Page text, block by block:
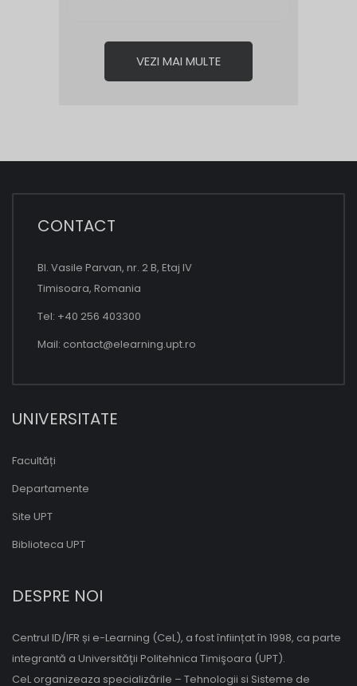
VEZI MAI MULTE
CONTACT
Bl. Vasile Parvan, nr. 2 B, Etaj IV
Timisoara, Romania
Tel: +40 256 403300
Mail: contact@elearning.upt.ro
UNIVERSITATE
Facultăți
Departamente
Site UPT
Biblioteca UPT
DESPRE NOI
Centrul ID/IFR și e-Learning (CeL), a fost înființat în 1998, ca parte
integrantă a Universităţii Politehnica Timişoara (UPT).
CeL organizeaza specializările – Tehnologii si Sisteme de